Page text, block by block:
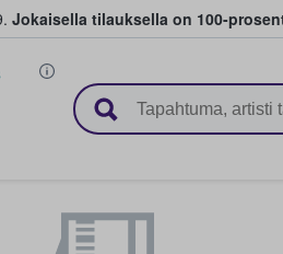
Jokaisella tilauksella on 100-